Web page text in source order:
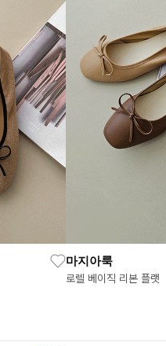
마지아룩
로렐 베이직 리본 플랫